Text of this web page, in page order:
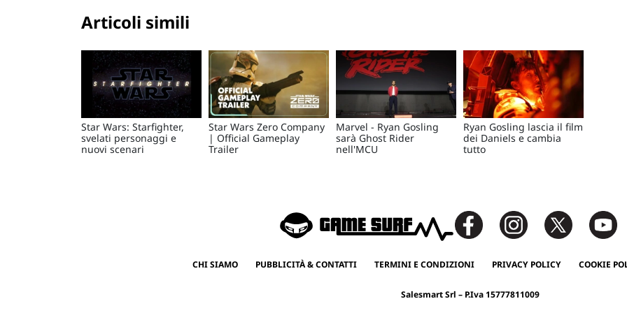
Articoli simili
Star Wars: Starfighter,
svelati personaggi e
nuovi scenari
Star Wars Zero Company
| Official Gameplay
Trailer
Marvel - Ryan Gosling
sarà Ghost Rider
nell'MCU
Ryan Gosling lascia il film
dei Daniels e cambia
tutto
CHI SIAMO PUBBLICITÀ & CONTATTI TERMINI E CONDIZIONI PRIVACY POLICY COOKIE
Salesmart Srl – P.Iva 15777811009